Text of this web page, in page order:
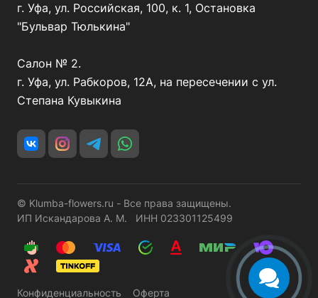
г. Уфа, ул. Российская, 100, к. 1, Остановка
"Бульвар Тюлькина"
Салон № 2.
г. Уфа, ул. Рабкоров, 12А, на пересечении с ул.
Степана Кувыкина
© Klumba-flowers.ru - Все права защищены.
ИП Искандарова А. М. ИНН 023301125499
Конфиденциальность Оферта